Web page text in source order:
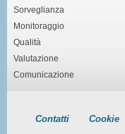
Sorveglianza
Monitoraggio
Qualità
Valutazione
Comunicazione
Contatti Cookie